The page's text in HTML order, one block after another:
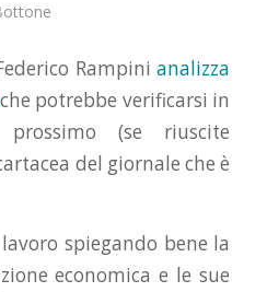
Rampinianalizza
che potrebbe verificarsi in
(se riuscite
del giornale che è
spiegando bene la
economica e le sue